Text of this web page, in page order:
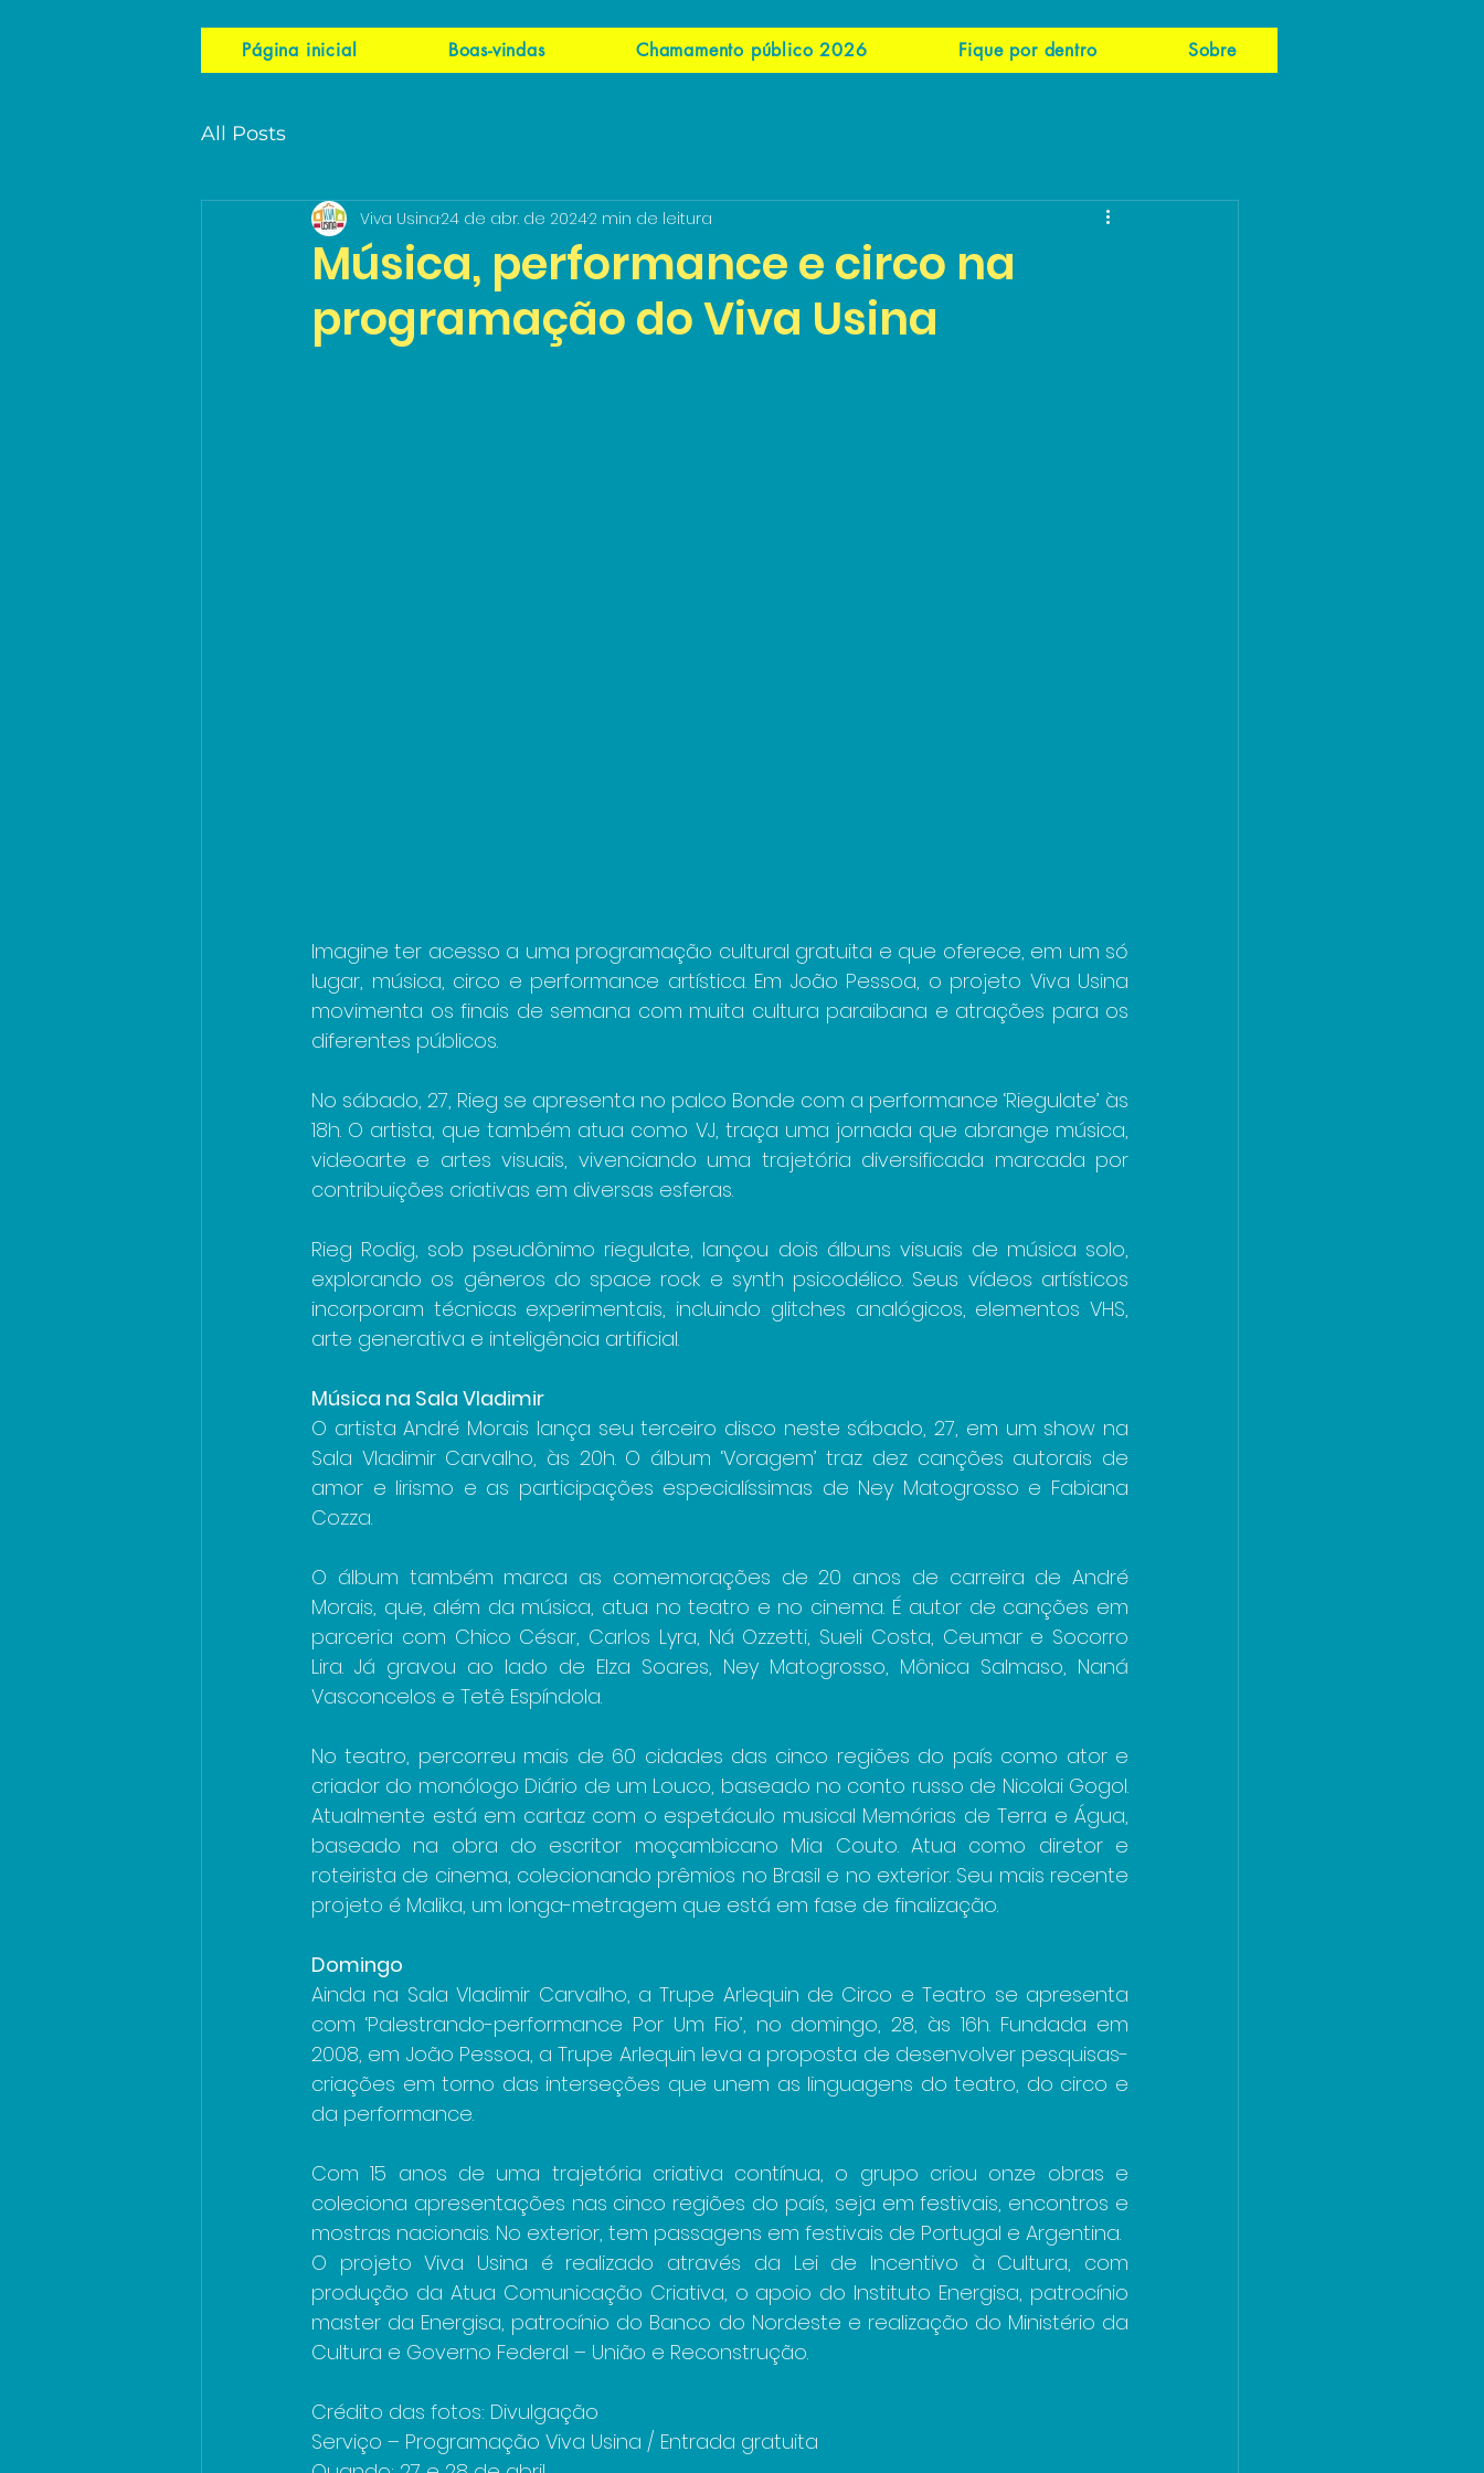
Página inicial Boas-vindas Chamamento público 2026 Fique por dentro Sobre
All Posts
Música, performance e circo na
programação do Viva Usina
Viva Usina24 de abr. de 20242 min de leitura
Imagine ter acesso a uma programação cultural gratuita e que oferece, em um só
lugar, música, circo e performance artística. Em João Pessoa, o projeto Viva Usina
movimenta os finais de semana com muita cultura paraibana e atrações para os
diferentes públicos.
No sábado, 27, Rieg se apresenta no palco Bonde com a performance ‘Riegulate’ às
18h. O artista, que também atua como VJ, traça uma jornada que abrange música,
videoarte e artes visuais, vivenciando uma trajetória diversificada marcada por
contribuições criativas em diversas esferas.
Rieg Rodig, sob pseudônimo riegulate, lançou dois álbuns visuais de música solo,
explorando os gêneros do space rock e synth psicodélico. Seus vídeos artísticos
incorporam técnicas experimentais, incluindo glitches analógicos, elementos VHS,
arte generativa e inteligência artificial.
Música na Sala Vladimir
O artista André Morais lança seu terceiro disco neste sábado, 27, em um show na
Sala Vladimir Carvalho, às 20h. O álbum ‘Voragem’ traz dez canções autorais de
amor e lirismo e as participações especialíssimas de Ney Matogrosso e Fabiana
Cozza.
O álbum também marca as comemorações de 20 anos de carreira de André
Morais, que, além da música, atua no teatro e no cinema. É autor de canções em
parceria com Chico César, Carlos Lyra, Ná Ozzetti, Sueli Costa, Ceumar e Socorro
Lira. Já gravou ao lado de Elza Soares, Ney Matogrosso, Mônica Salmaso, Naná
Vasconcelos e Tetê Espíndola.
No teatro, percorreu mais de 60 cidades das cinco regiões do país como ator e
criador do monólogo Diário de um Louco, baseado no conto russo de Nicolai Gogol.
Atualmente está em cartaz com o espetáculo musical Memórias de Terra e Água,
baseado na obra do escritor moçambicano Mia Couto. Atua como diretor e
roteirista de cinema, colecionando prêmios no Brasil e no exterior. Seu mais recente
projeto é Malika, um longa-metragem que está em fase de finalização.
Domingo
Ainda na Sala Vladimir Carvalho, a Trupe Arlequin de Circo e Teatro se apresenta
com ‘Palestrando-performance Por Um Fio’, no domingo, 28, às 16h. Fundada em
2008, em João Pessoa, a Trupe Arlequin leva a proposta de desenvolver pesquisas-
criações em torno das interseções que unem as linguagens do teatro, do circo e
da performance.
Com 15 anos de uma trajetória criativa contínua, o grupo criou onze obras e
coleciona apresentações nas cinco regiões do país, seja em festivais, encontros e
mostras nacionais. No exterior, tem passagens em festivais de Portugal e Argentina.
O projeto Viva Usina é realizado através da Lei de Incentivo à Cultura, com
produção da Atua Comunicação Criativa, o apoio do Instituto Energisa, patrocínio
master da Energisa, patrocínio do Banco do Nordeste e realização do Ministério da
Cultura e Governo Federal – União e Reconstrução.
Crédito das fotos: Divulgação
Serviço – Programação Viva Usina / Entrada gratuita